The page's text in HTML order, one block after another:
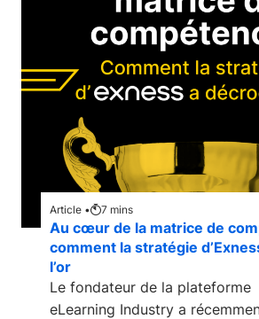
Article • 7 mins
Au cœur de la matrice de
comment la stratégie
l’or
Le fondateur de la plateforme
eLearning Industry a